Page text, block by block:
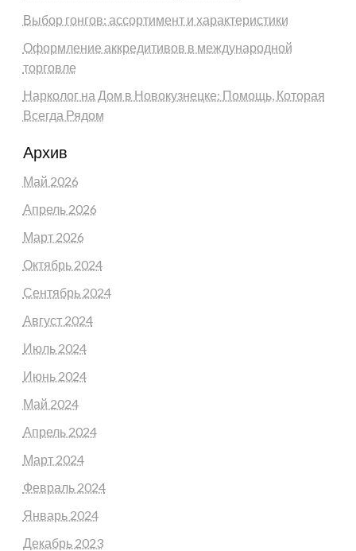
Выбор гонгов: ассортимент и характеристики
Оформление аккредитивов в международной
торговле
Нарколог на Дом в Новокузнецке: Помощь, Которая
Всегда Рядом
Архив
Май 2026
Апрель 2026
Март 2026
Октябрь 2024
Сентябрь 2024
Август 2024
Июль 2024
Июнь 2024
Май 2024
Апрель 2024
Март 2024
Февраль 2024
Январь 2024
Декабрь 2023